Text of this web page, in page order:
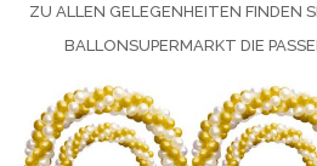
ZU ALLEN GELEGENHEITEN FINDEN
BALLONSUPERMARKT DIE